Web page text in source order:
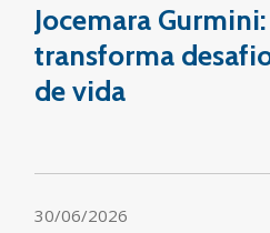
Jocemara
transforma
de vida
30/06/2026